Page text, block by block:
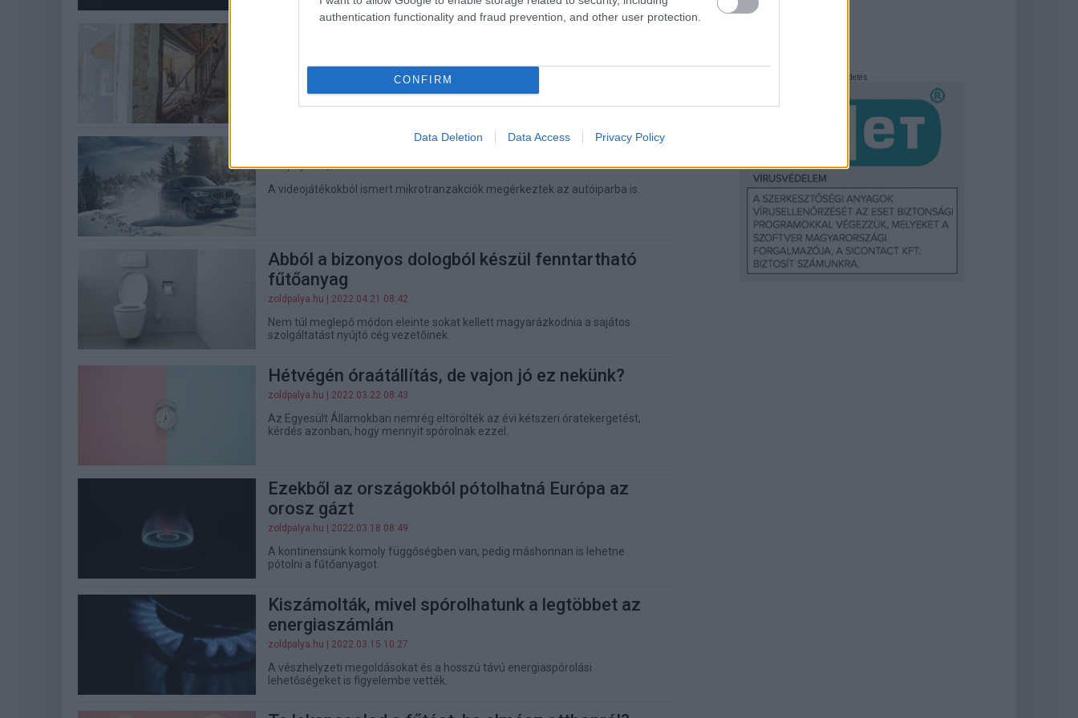
authentication functionality and fraud prevention, and other user protection.
CONFIRM
Data Deletion Data Access Privacy Policy
| 2022.10.19 17:41
Nem elég, ha új az ablak, arra is figyelnünk kell, honnan van!
Fázol a BMW-dben? Fizess a melegért!
zoldpalya.hu| 2022.07.13 08:51
A videojátékokból ismert mikrotranzakciók megérkeztek az autóiparba is.
Abból a bizonyos dologból készül fenntartható
fűtőanyag
zoldpalya.hu | 2022.04.21 08:42
Nem túl meglepő módon eleinte sokat kellett magyarázkodnia a sajátos
szolgáltatást nyújtó cég vezetőinek.
Hétvégén óraátállítás, de vajon jó ez nekünk?
zoldpalya.hu | 2022.03.22 08:43
Az Egyesült Államokban nemrég eltörölték az évi kétszeri óratekergetést,
kérdés azonban, hogy mennyit spórolnak ezzel.
Ezekből az országokból pótolhatná Európa az
orosz gázt
zoldpalya.hu | 2022.03.18 08:49
A kontinensünk komoly függőségben van, pedig máshonnan is lehetne
pótolni a fűtőanyagot.
Kiszámolták, mivel spórolhatunk a legtöbbet az
energiaszámlán
zoldpalya.hu | 2022.03.15 10:27
A vészhelyzeti megoldásokat és a hosszú távú energiaspórolási
lehetőségeket is figyelembe vették.
Hirdetés